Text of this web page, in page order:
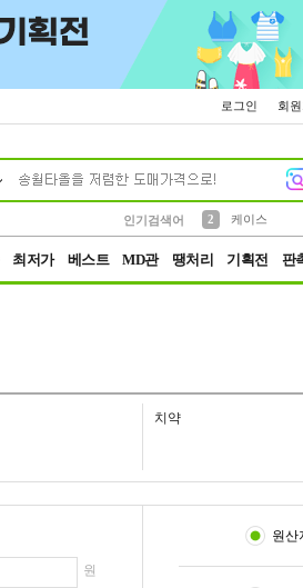
로그인 회
인기검색어
2
케이스
최저가 베스트 MD관 땡처리 기획전 판
치약
원
원산